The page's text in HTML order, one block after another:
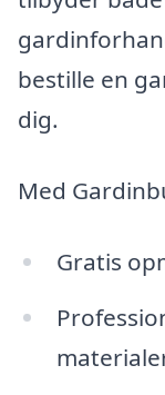
bestille en
dig.
Med
Gratis